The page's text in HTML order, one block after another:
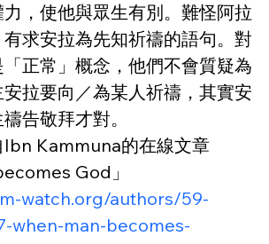
，使他與眾生有別。難怪阿拉
求安拉為先知祈禱的語句。對
正常」概念，他們不會質疑為
拉要向／為某人祈禱，其實安
告敬拜才對。
Ibn Kammuna的在線文章
God」
watch.org/authors/59-
when-man-becomes-